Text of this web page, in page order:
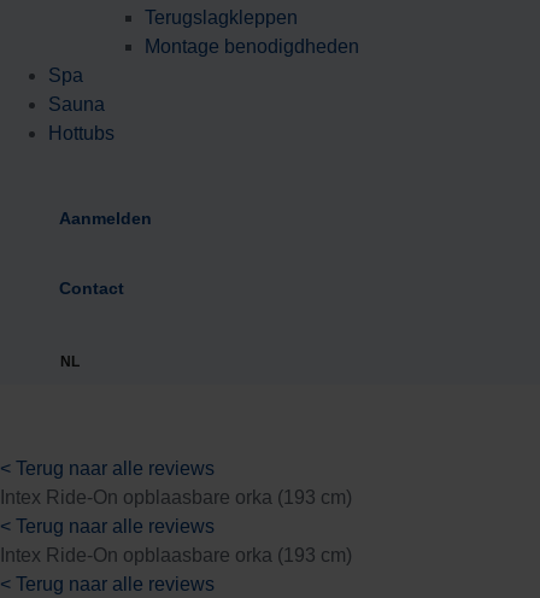
Terugslagkleppen
Montage benodigdheden
Spa
Sauna
Hottubs
Aanmelden
Contact
NL
< Terug naar alle reviews
Intex Ride-On opblaasbare orka (193 cm)
< Terug naar alle reviews
Intex Ride-On opblaasbare orka (193 cm)
< Terug naar alle reviews